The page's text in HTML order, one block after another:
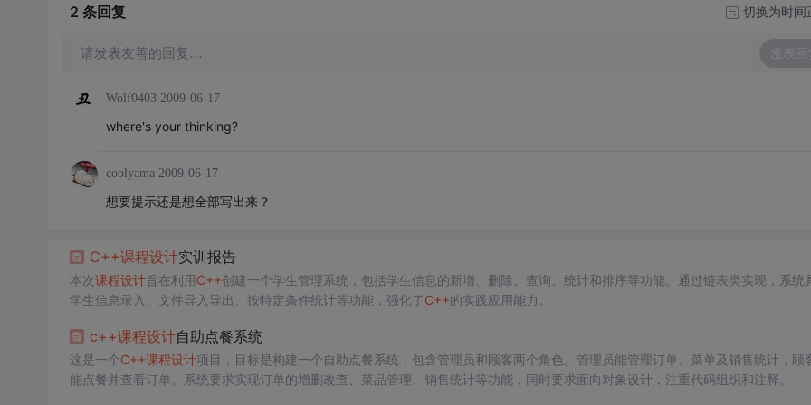
2 条回复 切换为时间
请发表友善的回复… 发表回
Wolf0403 2009-06-17
where's your thinking?
coolyama 2009-06-17
想要提示还是想全部写出来？
C++课程设计实训报告
本次课程设计旨在利用C++创建一个学生管理系统，包括学生信息的新增、删除、查询、统计和排序等功能。通过链表类实现，系统
学生信息录入、文件导入导出、按特定条件统计等功能，强化了C++的实践应用能力。
c++课程设计自助点餐系统
这是一个C++课程设计项目，目标是构建一个自助点餐系统，包含管理员和顾客两个角色。管理员能管理订单、菜单及销售统计，顾
能点餐并查看订单。系统要求实现订单的增删改查、菜品管理、销售统计等功能，同时要求面向对象设计，注重代码组织和注释。